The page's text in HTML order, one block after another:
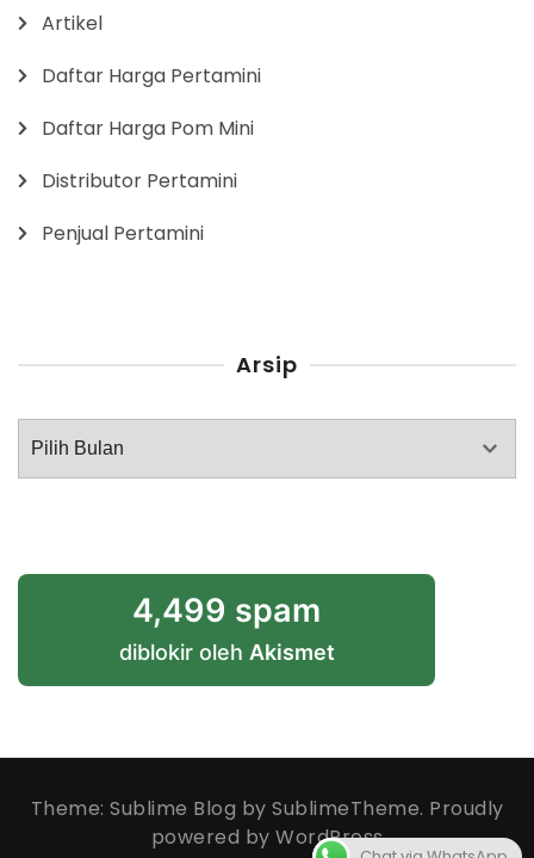
Artikel
Daftar Harga Pertamini
Daftar Harga Pom Mini
Distributor Pertamini
Penjual Pertamini
Arsip
Arsip
4,499 spam
diblokir oleh Akismet
Theme: Sublime Blog by SublimeTheme. Proudly
powered by WordPress